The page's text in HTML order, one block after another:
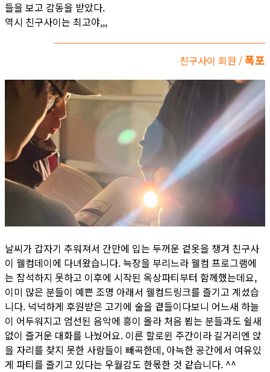
들을 보고 감동을 받았다.
역시 친구사이는 최고야,,,
친구사이 회원 /폭포
날씨가 갑자기 추워져서 간만에 입는 두꺼운 겉옷을 챙겨 친구사
이 웰컴데이에 다녀왔습니다. 늑장을 부리느라 웰컴 프로그램에
는 참석하지 못하고 이후에 시작된 옥상파티부터 함께했는데요,
이미 많은 분들이 예쁜 조명 아래서 웰컴드링크를 즐기고 계셨습
니다. 넉넉하게 후원받은 고기에 술을 곁들이다보니 어느새 하늘
이 어두워지고 엄선된 음악에 흥이 올라 처음 뵙는 분들과도 쉴새
없이 즐거운 대화를 나눴어요. 이른 할로윈 주간이라 길거리엔 앉
을 자리를 찾지 못한 사람들이 빼곡한데, 아늑한 공간에서 여유있
게 파티를 즐기고 있다는 우월감도 한몫한 것 같습니다. ^^